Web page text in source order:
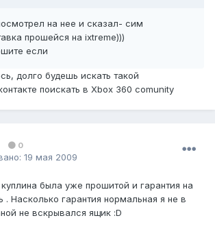
на нее и сказал- сим
прошейся на ixtreme)))
если
долго будешь искать такой
поискать в Xbox 360 comunity
0
19 мая 2009
была уже прошитой и гарантия на
Насколько гарантия нормальная я не в
не вскрывался ящик :D